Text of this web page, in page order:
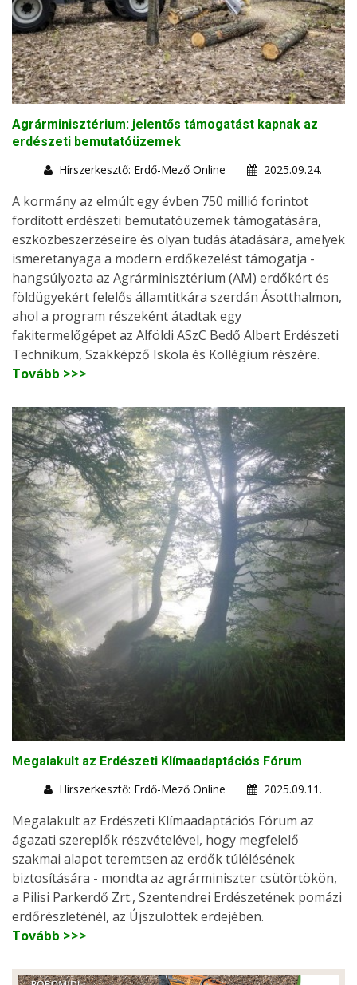
Agrárminisztérium: jelentős támogatást kapnak az
erdészeti bemutatóüzemek
Hírszerkesztő: Erdő-Mező Online
2025.09.24.
A kormány az elmúlt egy évben 750 millió forintot
fordított erdészeti bemutatóüzemek támogatására,
eszközbeszerzéseire és olyan tudás átadására, amelyek
ismeretanyaga a modern erdőkezelést támogatja -
hangsúlyozta az Agrárminisztérium (AM) erdőkért és
földügyekért felelős államtitkára szerdán Ásotthalmon,
ahol a program részeként átadtak egy
fakitermelőgépet az Alföldi ASzC Bedő Albert Erdészeti
Technikum, Szakképző Iskola és Kollégium részére.
Tovább >>>
Megalakult az Erdészeti Klímaadaptációs Fórum
Hírszerkesztő: Erdő-Mező Online
2025.09.11.
Megalakult az Erdészeti Klímaadaptációs Fórum az
ágazati szereplők részvételével, hogy megfelelő
szakmai alapot teremtsen az erdők túlélésének
biztosítására - mondta az agrárminiszter csütörtökön,
a Pilisi Parkerdő Zrt., Szentendrei Erdészetének pomázi
erdőrészleténél, az Újszülöttek erdejében.
Tovább >>>